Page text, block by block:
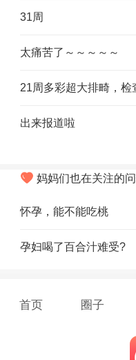
31周
太痛苦了～～～～～
出来报道啦
妈妈们也在关注的问
怀孕，能不能吃桃
孕妇喝了百合汁难受?
首页 圈子